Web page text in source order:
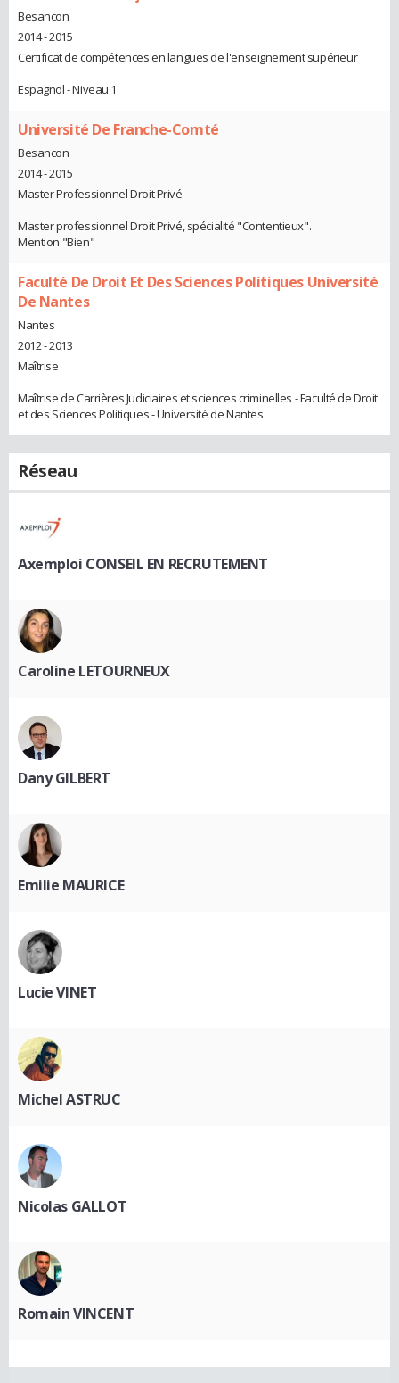
Besancon
2014 - 2015
Certificat de compétences en langues de l'enseignement supérieur
Espagnol - Niveau 1
Université De Franche-Comté
Besancon
2014 - 2015
Master Professionnel Droit Privé
Master professionnel Droit Privé, spécialité "Contentieux".
Mention "Bien"
Faculté De Droit Et Des Sciences Politiques Université
De Nantes
Nantes
2012 - 2013
Maîtrise
Maîtrise de Carrières Judiciaires et sciences criminelles - Faculté de Droit
et des Sciences Politiques - Université de Nantes
Réseau
Axemploi CONSEIL EN RECRUTEMENT
Caroline LETOURNEUX
Dany GILBERT
Emilie MAURICE
Lucie VINET
Michel ASTRUC
Nicolas GALLOT
Romain VINCENT